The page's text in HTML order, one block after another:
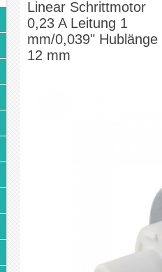
Linear Schrittmotor
0,23 A Leitung 1
mm/0,039" Hublänge
12 mm